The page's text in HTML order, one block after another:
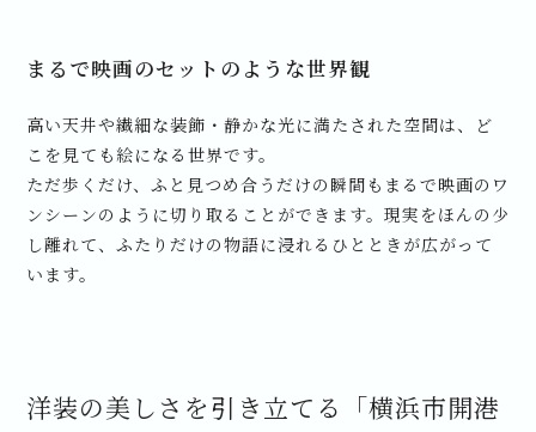
まるで映画のセットのような世界観
高い天井や繊細な装飾・静かな光に満たされた空間は、ど
こを見ても絵になる世界です。
ただ歩くだけ、ふと見つめ合うだけの瞬間もまるで映画のワ
ンシーンのように切り取ることができます。現実をほんの少
し離れて、ふたりだけの物語に浸れるひとときが広がって
います。
洋装の美しさを引き立てる「横浜市開港